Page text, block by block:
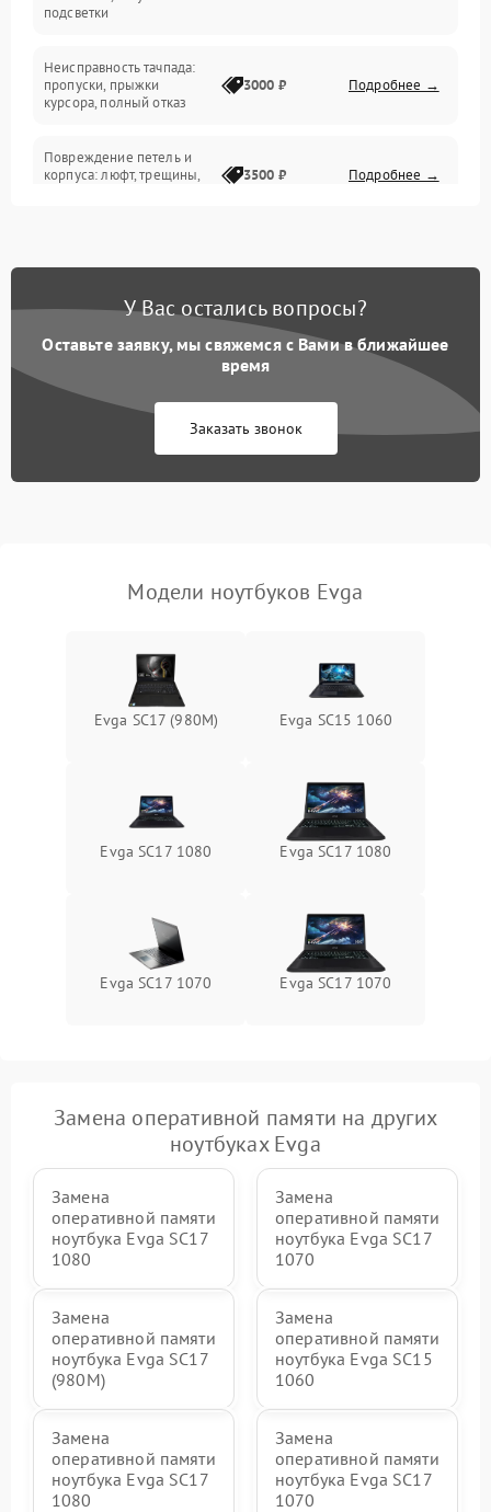
Батарея
Сеть и интернет
подсветки
Неисправность тачпада:
пропуски, прыжки
курсора, полный отказ
3000 ₽ Подробнее →
Повреждение петель и
корпуса: люфт, трещины,
3500 ₽ Подробнее →
быстрая разрядка,
2500 ₽ Подробнее →
Неисправность зарядного
питания
2000 ₽ Подробнее →
неисправности кулера
пропадание диска
оперативной памяти:
вылеты приложений,
синие экраны
Подробнее →
У Вас остались вопросы?
Оставьте заявку, мы свяжемся с Вами в ближайшее
время
Заказать звонок
Модели ноутбуков Evga
Evga SC17 (980M) Evga SC15 1060
Evga SC17 1080 Evga SC17 1080
Evga SC17 1070 Evga SC17 1070
Замена оперативной памяти на других
ноутбуках Evga
Замена
оперативной памяти
ноутбука Evga SC17
1080
Замена
оперативной памяти
ноутбука Evga SC17
1070
Замена
оперативной памяти
ноутбука Evga SC17
(980M)
Замена
оперативной памяти
ноутбука Evga SC15
1060
Замена
оперативной памяти
ноутбука Evga SC17
1080
Замена
оперативной памяти
ноутбука Evga SC17
1070